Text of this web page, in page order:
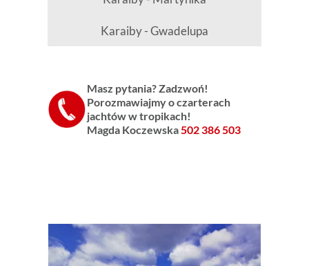
Karaiby - Gwadelupa
Masz pytania? Zadzwoń!
Porozmawiajmy o czarterach
jachtów w tropikach!
Magda Koczewska502 386 503